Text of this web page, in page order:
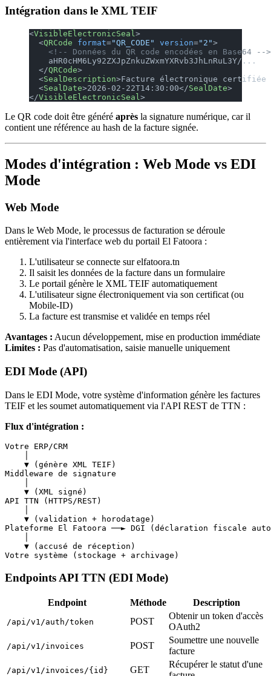
Intégration dans le XML TEIF
<VisibleElectronicSeal >
  <
QRCode format="QR_CODE" version="2">
    <!-- Données du QR code encodées en Base64 -->
    aHR0cHM6Ly92ZXJpZnkuZWxmYXRvb3JhLnRuL3Y/...
  </
QRCode>
  <
SealDescription>Facture électronique certifiée
  <
SealDate>2026-02-22T14:30:00</SealDate>
</VisibleElectronicSeal >
Le QR code doit être généré après la signature numérique, car il
contient une référence au hash de la facture signée.
Modes d'intégration : Web Mode vs EDI
Mode
Web Mode
Dans le Web Mode, le processus de facturation se déroule
entièrement via l'interface web du portail El Fatoora :
L'utilisateur se connecte sur elfatoora.tn
Il saisit les données de la facture dans un formulaire
Le portail génère le XML TEIF automatiquement
L'utilisateur signe électroniquement via son certificat (ou
Mobile-ID)
La facture est transmise et validée en temps réel
Avantages : Aucun développement, mise en production immédiate
Limites : Pas d'automatisation, saisie manuelle uniquement
EDI Mode (API)
Dans le EDI Mode, votre système d'information génère les factures
TEIF et les soumet automatiquement via l'API REST de TTN :
Flux d'intégration :
Votre ERP/CRM
    ▼ (génère XML TEIF)
Middleware de signature
    ▼ (XML signé)
API TTN (HTTPS/REST)
    ▼ (validation + horodatage)
Plateforme El Fatoora ──► DGI (déclaration fiscale
    ▼ (accusé de réception)
Endpoints API TTN (EDI Mode)
Endpoint Méthode Description
/api/v1/auth/token POST
Obtenir un token d'accès
OAuth2
/api/v1/invoices POST
Soumettre une nouvelle
facture
/api/v1/invoices/{id} GET
Récupérer le statut d'une